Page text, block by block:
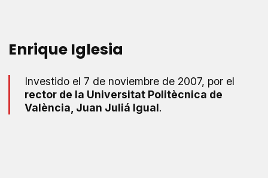
Enrique Iglesia
Investido el 7 de noviembre de 2007, por el
rector de la Universitat Politècnica de
València, Juan Juliá Igual.